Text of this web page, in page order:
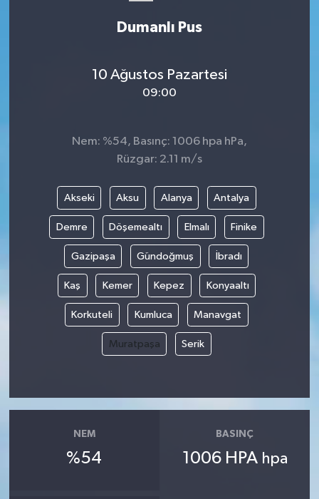
Dumanlı Pus
10 Ağustos Pazartesi
09:00
Nem: %54, Basınç: 1006 hpa hPa,
Rüzgar: 2.11 m/s
Akseki Aksu Alanya Antalya
Demre Döşemealtı Elmalı Finike
Gazipaşa Gündoğmuş İbradı
Kaş Kemer Kepez Konyaaltı
Korkuteli Kumluca Manavgat
Muratpaşa Serik
NEM
%54
BASINÇ
1006 HPA hpa